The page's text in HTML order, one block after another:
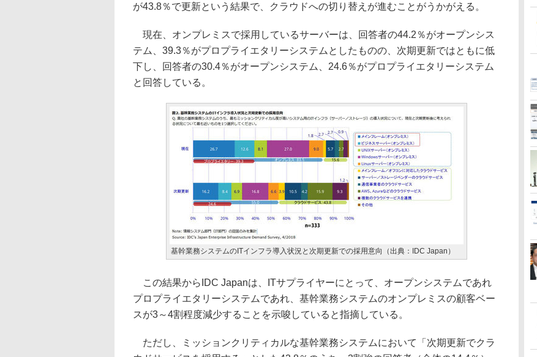
が43.8％で更新という結果で、クラウドへの切り替えが進むことがうかがえる。
現在、オンプレミスで採用しているサーバーは、回答者の44.2％がオープンシス
テム、39.3％がプロプライエタリーシステムとしたものの、次期更新ではともに低
下し、回答者の30.4％がオープンシステム、24.6％がプロプライエタリーシステム
と回答している。
基幹業務システムのITインフラ導入状況と次期更新での採用意向（出典：IDC Japan）
この結果からIDC Japanは、ITサプライヤーにとって、オープンシステムであれ
プロプライエタリーシステムであれ、基幹業務システムのオンプレミスの顧客ベー
スが3～4割程度減少することを示唆していると指摘している。
ただし、ミッションクリティカルな基幹業務システムにおいて「次期更新でクラ